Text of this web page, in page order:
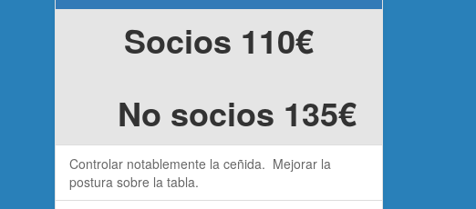
Socios 110€
No socios 135€
Controlar notablemente la ceñida. Mejorar la
postura sobre la tabla.